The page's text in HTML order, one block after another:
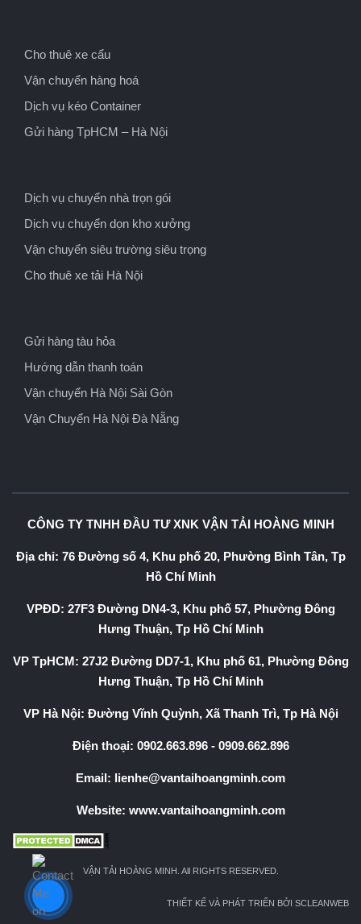
Cho thuê xe cẩu
Vận chuyển hàng hoá
Dịch vụ kéo Container
Gửi hàng TpHCM – Hà Nội
Dịch vụ chuyển nhà trọn gói
Dịch vụ chuyển dọn kho xưởng
Vận chuyển siêu trường siêu trọng
Cho thuê xe tải Hà Nội
Gửi hàng tàu hỏa
Hướng dẫn thanh toán
Vận chuyển Hà Nội Sài Gòn
Vận Chuyển Hà Nội Đà Nẵng
CÔNG TY TNHH ĐẦU TƯ XNK VẬN TẢI HOÀNG MINH
Địa chỉ: 76 Đường số 4, Khu phố 20, Phường Bình Tân, Tp
Hồ Chí Minh
VPĐD: 27F3 Đường DN4-3, Khu phố 57, Phường Đông
Hưng Thuận, Tp Hồ Chí Minh
VP TpHCM: 27J2 Đường DD7-1, Khu phố 61, Phường Đông
Hưng Thuận, Tp Hồ Chí Minh
VP Hà Nội: Đường Vĩnh Quỳnh, Xã Thanh Trì, Tp Hà Nội
Điện thoại: 0902.663.896- 0909.662.896
Email: lienhe@vantaihoangminh.com
Website: www.vantaihoangminh.com
VẬN TẢI HOÀNG MINH. All RIGHTS RESERVED.
THIẾT KẾ VÀ PHÁT TRIỂN BỞI SCLEANWEB